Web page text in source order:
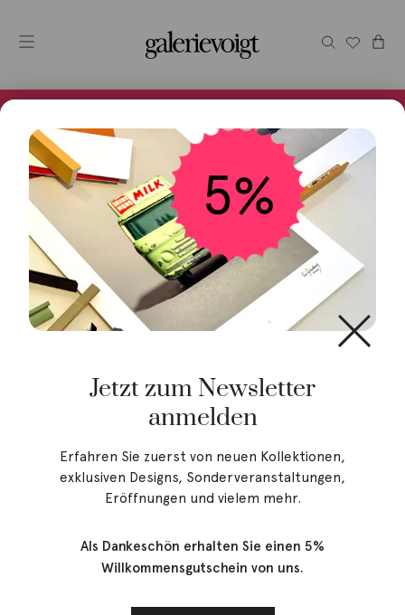
Versandfertig! 5% Bei Newsletteranmeldung.
Sonnenbrand auch bei Bildern
WÄRME:
Jetzt zum Newsletter
anmelden
Erfahren Sie zuerst von neuen Kollektionen,
exklusiven Designs, Sonderveranstaltungen,
Eröffnungen und vielem mehr.
Als Dankeschön erhalten Sie einen 5%
Willkommensgutschein von uns.